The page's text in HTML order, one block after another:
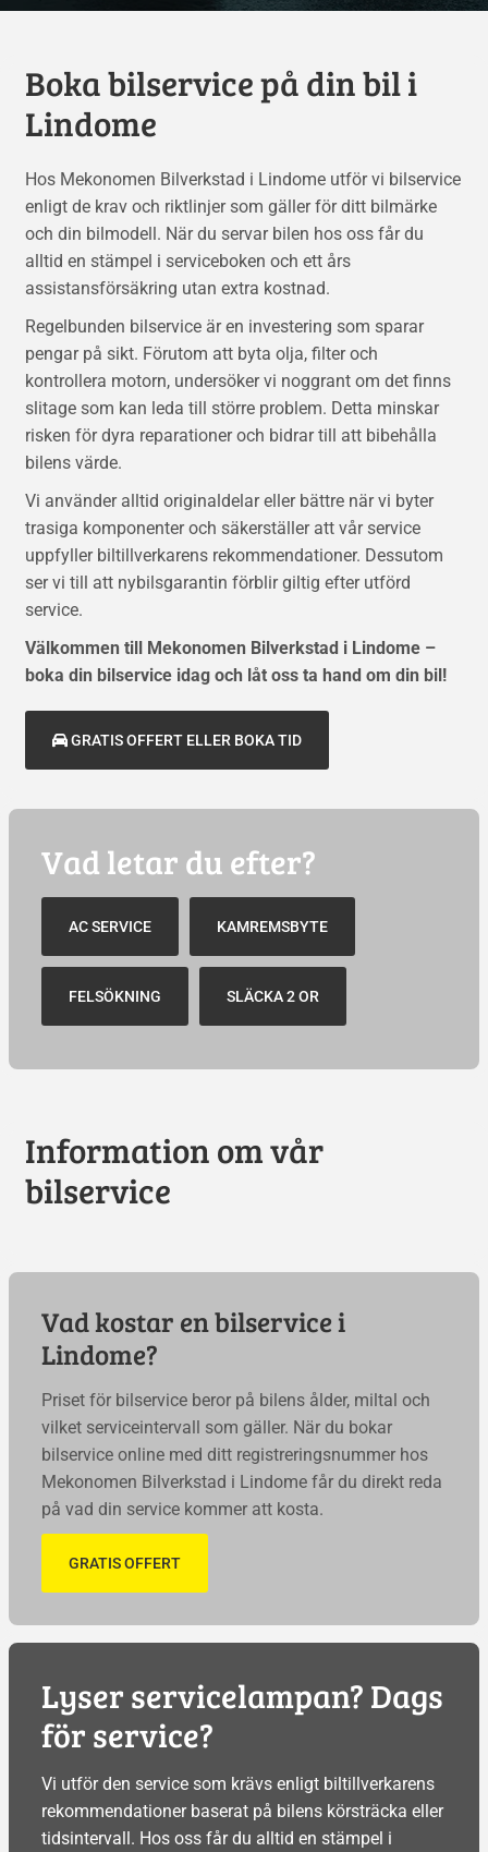
Boka bilservice på din bil i
Lindome
Hos Mekonomen Bilverkstad i Lindome utför vi bilservice
enligt de krav och riktlinjer som gäller för ditt bilmärke
och din bilmodell. När du servar bilen hos oss får du
alltid en stämpel i serviceboken och ett års
assistansförsäkring utan extra kostnad.
Regelbunden bilservice är en investering som sparar
pengar på sikt. Förutom att byta olja, filter och
kontrollera motorn, undersöker vi noggrant om det finns
slitage som kan leda till större problem. Detta minskar
risken för dyra reparationer och bidrar till att bibehålla
bilens värde.
Vi använder alltid originaldelar eller bättre när vi byter
trasiga komponenter och säkerställer att vår service
uppfyller biltillverkarens rekommendationer. Dessutom
ser vi till att nybilsgarantin förblir giltig efter utförd
service.
Välkommen till Mekonomen Bilverkstad i Lindome –
boka din bilservice idag och låt oss ta hand om din bil!
GRATIS OFFERT ELLER BOKA TID
Vad letar du efter?
AC SERVICE KAMREMSBYTE
FELSÖKNING SLÄCKA 2 OR
Information om vår
bilservice
Vad kostar en bilservice i
Lindome?
Priset för bilservice beror på bilens ålder, miltal och
vilket serviceintervall som gäller. När du bokar
bilservice online med ditt registreringsnummer hos
Mekonomen Bilverkstad i Lindome får du direkt reda
på vad din service kommer att kosta.
GRATIS OFFERT
Lyser servicelampan? Dags
för service?
Vi utför den service som krävs enligt biltillverkarens
rekommendationer baserat på bilens körsträcka eller
tidsintervall. Hos oss får du alltid en stämpel i